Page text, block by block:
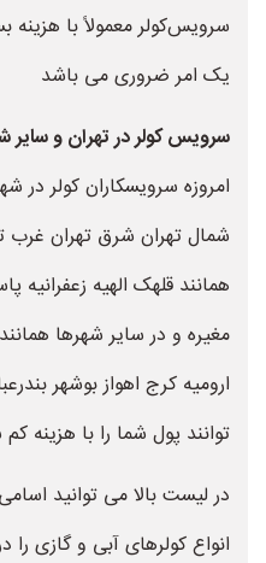
سرویس‌کولر معمولاً با
یک امر ضروری می باشد
سرویس کولر در تهران و سایر
امروزه سرویسکاران کولر در
شمال تهران شرق تهران
همانند قلهک الهیه زعفرانیه
مغیره و در سایر شهرها
ارومیه کرج اهواز بوشهر
توانند پول شما را با هزینه
در لیست بالا می توانید
انواع کولرهای آبی و گازی